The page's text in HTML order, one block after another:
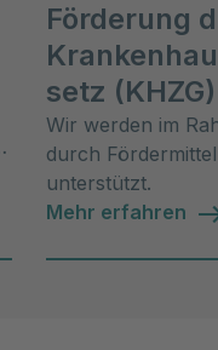
Förderung
setz (KHZG)
Wir werden im
durch
unterstützt.
Mehr erfahren